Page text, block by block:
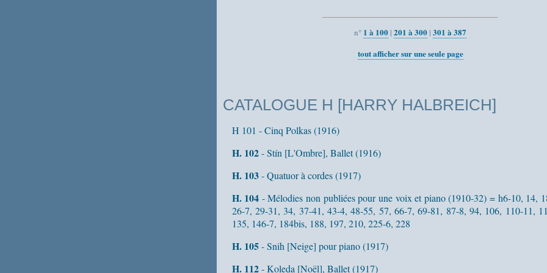
n° 1 à 100 | 201 à 300 | 301 à 387
tout afficher sur une seule page
CATALOGUE H [HARRY HALBREICH]
H 101 - Cinq Polkas (1916)
H. 102- Stín [L'Ombre], Ballet (1916)
H. 103- Quatuor à cordes (1917)
H. 104 - Mélodies non publiées pour une voix et piano (1910-32) = h6-10, 14,
26-7, 29-31, 34, 37-41, 43-4, 48-55, 57, 66-7, 69-81, 87-8, 94, 106, 110-11,
135, 146-7, 184bis, 188, 197, 210, 225-6, 228
H. 105- Snih [Neige] pour piano (1917)
H. 112- Koleda [Noël], Ballet (1917)